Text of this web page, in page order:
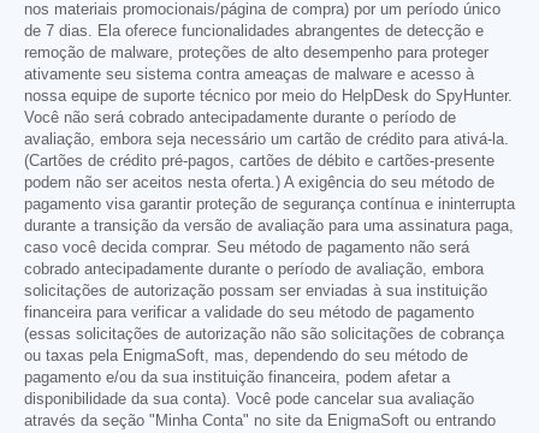
nos materiais promocionais/página de compra) por um período único
de 7 dias. Ela oferece funcionalidades abrangentes de detecção e
remoção de malware, proteções de alto desempenho para proteger
ativamente seu sistema contra ameaças de malware e acesso à
nossa equipe de suporte técnico por meio do HelpDesk do SpyHunter.
Você não será cobrado antecipadamente durante o período de
avaliação, embora seja necessário um cartão de crédito para ativá-la.
(Cartões de crédito pré-pagos, cartões de débito e cartões-presente
podem não ser aceitos nesta oferta.) A exigência do seu método de
pagamento visa garantir proteção de segurança contínua e ininterrupta
durante a transição da versão de avaliação para uma assinatura paga,
caso você decida comprar. Seu método de pagamento não será
cobrado antecipadamente durante o período de avaliação, embora
solicitações de autorização possam ser enviadas à sua instituição
financeira para verificar a validade do seu método de pagamento
(essas solicitações de autorização não são solicitações de cobrança
ou taxas pela EnigmaSoft, mas, dependendo do seu método de
pagamento e/ou da sua instituição financeira, podem afetar a
disponibilidade da sua conta). Você pode cancelar sua avaliação
através da seção "Minha Conta" no site da EnigmaSoft ou entrando